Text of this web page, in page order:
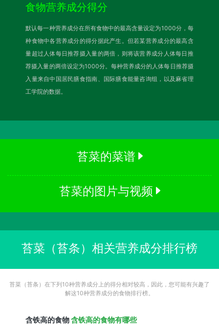
食物营养成分得分
默认每一种营养成分在所有食物中的最高含量设定为1000分，每
种食物中各营养成分的得分据此产生。但若某营养成分的最高含
量超过人体每日推荐摄入量的两倍，则将该营养成分人体每日推
荐摄入量的两倍设定为1000分。每种营养成分的人体每日推荐摄
入量来自中国居民膳食指南、国际膳食能量咨询组，以及麻省理
工学院的数据。
苔菜的菜谱
苔菜的图片与视频
苔菜（苔条）相关营养成分排行榜
苔菜（苔条）在下列10种营养成分上的得分相对较高，因此，您可能有兴趣了
解这10种营养成分的食物排行榜。
含铁高的食物含铁高的食物有哪些